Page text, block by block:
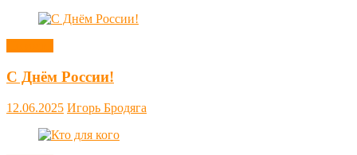
С Днём России!
12.06.2025 Игорь Бродяга